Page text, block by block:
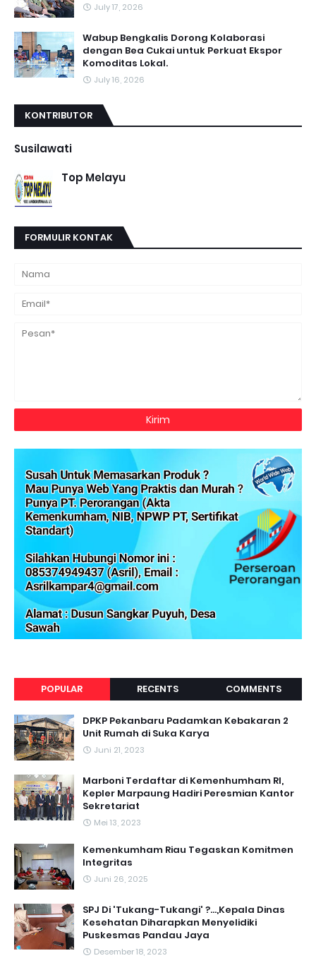
July 17, 2026
Wabup Bengkalis Dorong Kolaborasi
dengan Bea Cukai untuk Perkuat Ekspor
Komoditas Lokal.
July 16, 2026
KONTRIBUTOR
Susilawati
Top Melayu
FORMULIR KONTAK
POPULAR RECENTS COMMENTS
DPKP Pekanbaru Padamkan Kebakaran 2
Unit Rumah di Suka Karya
Juni 21, 2023
Marboni Terdaftar di Kemenhumham RI,
Kepler Marpaung Hadiri Peresmian Kantor
Sekretariat
Mei 13, 2023
‎Kemenkumham Riau Tegaskan Komitmen
Integritas
Juni 26, 2025
SPJ Di 'Tukang-Tukangi' ?...,Kepala Dinas
Kesehatan Diharapkan Menyelidiki
Puskesmas Pandau Jaya
Desember 18, 2023